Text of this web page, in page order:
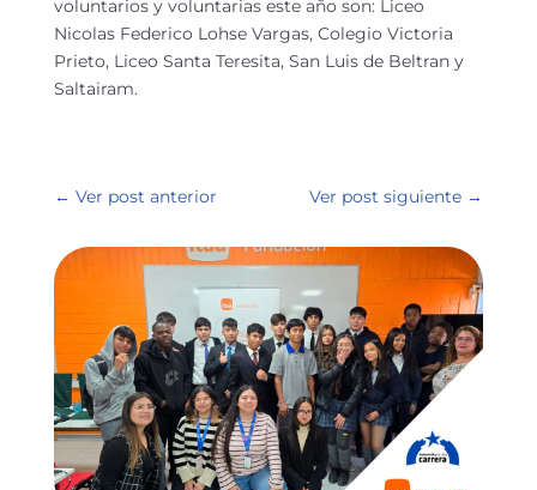
voluntarios y voluntarias este año son: Liceo
Nicolas Federico Lohse Vargas, Colegio Victoria
Prieto, Liceo Santa Teresita, San Luis de Beltran y
Saltairam.
← Ver post anterior Ver post siguiente →